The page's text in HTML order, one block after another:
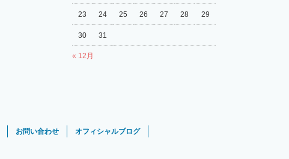
« 12月
23 24 25 26 27 28 29
30 31
お問い合わせ オフィシャルブログ